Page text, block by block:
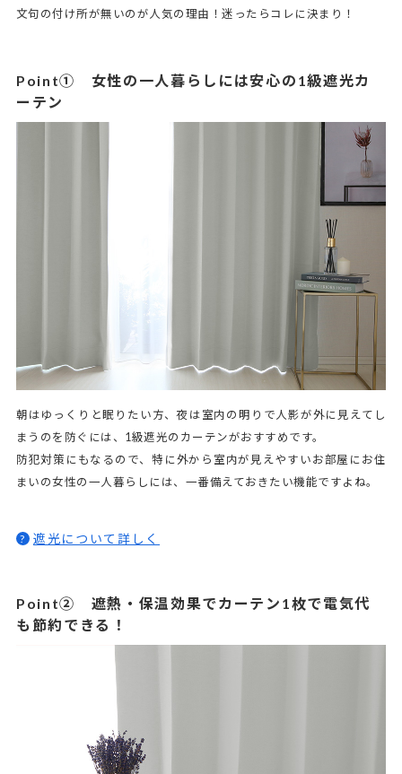
文句の付け所が無いのが人気の理由！迷ったらコレに決まり！
Point① 女性の一人暮らしには安心の1級遮光カ
ーテン
朝はゆっくりと眠りたい方、夜は室内の明りで人影が外に見えてし
まうのを防ぐには、1級遮光のカーテンがおすすめです。
防犯対策にもなるので、特に外から室内が見えやすいお部屋にお住
まいの女性の一人暮らしには、一番備えておきたい機能ですよね。
? 遮光について詳しく
Point② 遮熱・保温効果でカーテン1枚で電気代
も節約できる！